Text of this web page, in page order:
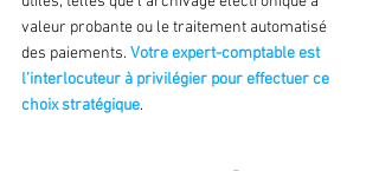
valeur probante ou le traitement automatisé
des paiements. Votre expert-comptable est
l’interlocuteur à privilégier pour effectuer ce
choix stratégique.